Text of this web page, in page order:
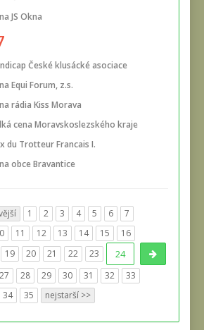
JS Okna
České klusácké asociace
Equi Forum, z.s.
rádia Kiss Morava
cena Moravskoslezského kraje
du Trotteur Francais I.
obce Bravantice
1 2 3 4 5 6
7
11 12 13 14 15
16
19 20 21 22 23 24
27 28 29 30 31 32
33
34
35 nejstarší >>